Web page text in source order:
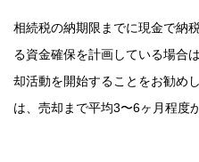
相続税の納期限までに現金で納
る資金確保を計画している場合
却活動を開始することをお勧め
は、売却まで平均3〜6ヶ月程度